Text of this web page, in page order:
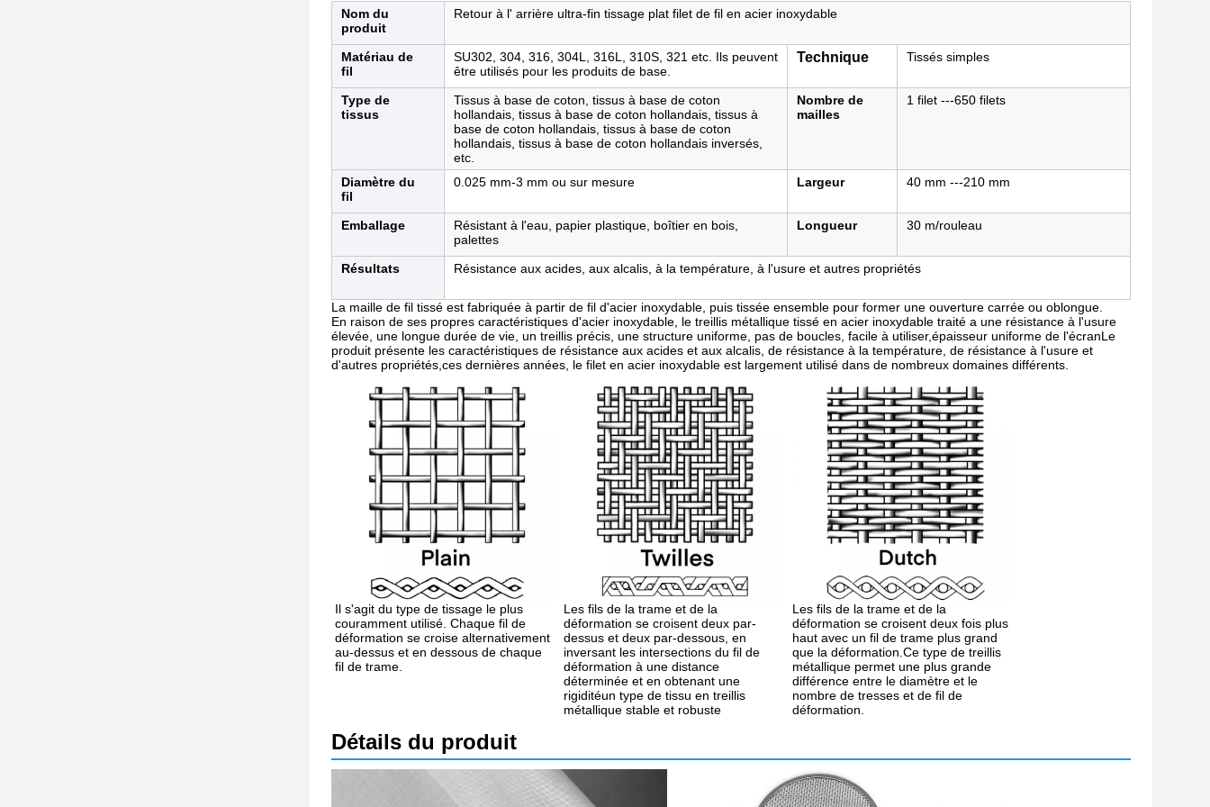
Nom du
produit
Retour à l' arrière ultra-fin tissage plat filet de fil en acier inoxydable
Matériau de
fil
SU302, 304, 316, 304L, 316L, 310S, 321 etc. Ils peuvent
être utilisés pour les produits de base.
Technique Tissés simples
Type de
tissus
Tissus à base de coton, tissus à base de coton
hollandais, tissus à base de coton hollandais, tissus à
base de coton hollandais, tissus à base de coton
hollandais, tissus à base de coton hollandais inversés,
etc.
Nombre de
mailles
1 filet ---650 filets
Diamètre du
fil
0.025 mm-3 mm ou sur mesure Largeur 40 mm ---210 mm
Emballage
Résistant à l'eau, papier plastique, boîtier en bois,
palettes
Longueur 30 m/rouleau
Résultats Résistance aux acides, aux alcalis, à la température, à l'usure et autres propriétés
La maille de fil tissé est fabriquée à partir de fil d'acier inoxydable, puis tissée ensemble pour former une ouverture carrée ou oblongue.
En raison de ses propres caractéristiques d'acier inoxydable, le treillis métallique tissé en acier inoxydable traité a une résistance à l'usure
élevée, une longue durée de vie, un treillis précis, une structure uniforme, pas de boucles, facile à utiliser,épaisseur uniforme de l'écranLe
produit présente les caractéristiques de résistance aux acides et aux alcalis, de résistance à la température, de résistance à l'usure et
d'autres propriétés,ces dernières années, le filet en acier inoxydable est largement utilisé dans de nombreux domaines différents.
Il s'agit du type de tissage le plus
couramment utilisé. Chaque fil de
déformation se croise alternativement
au-dessus et en dessous de chaque
fil de trame.
Les fils de la trame et de la
déformation se croisent deux par-
dessus et deux par-dessous, en
inversant les intersections du fil de
déformation à une distance
déterminée et en obtenant une
rigiditéun type de tissu en treillis
métallique stable et robuste
Les fils de la trame et de la
déformation se croisent deux fois plus
haut avec un fil de trame plus grand
que la déformation.Ce type de treillis
métallique permet une plus grande
différence entre le diamètre et le
nombre de tresses et de fil de
déformation.
Détails du produit